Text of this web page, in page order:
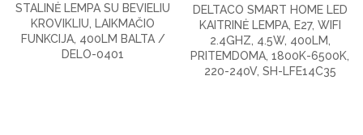
STALINĖ LEMPA SU BEVIELIU
KROVIKLIU, LAIKMAČIO
FUNKCIJA, 400LM BALTA /
DELO-0401
DELTACO SMART HOME LED
KAITRINĖ LEMPA, E27, WIFI
2.4GHZ, 4.5W, 400LM,
PRITEMDOMA, 1800K-6500K,
220-240V, SH-LFE14C35